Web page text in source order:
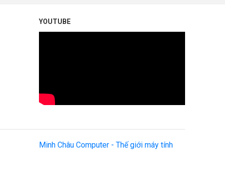
YOUTUBE
Minh Châu Computer - Thế giới máy tính